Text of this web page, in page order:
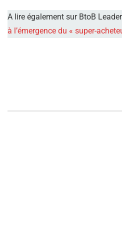
A lire également sur BtoB
à l’émergence du « super-